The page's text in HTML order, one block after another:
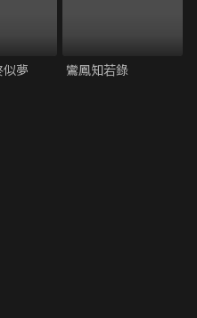
夢 鸞鳳知若錄